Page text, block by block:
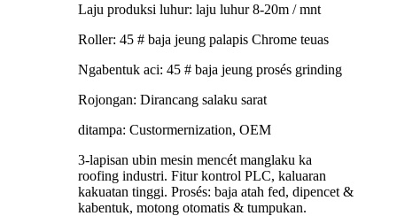
Laju produksi luhur: laju luhur 8-20m / mnt
Roller: 45 # baja jeung palapis Chrome teuas
Ngabentuk aci: 45 # baja jeung prosés grinding
Rojongan: Dirancang salaku sarat
ditampa: Custormernization, OEM
3-lapisan ubin mesin mencét manglaku ka
roofing industri. Fitur kontrol PLC, kaluaran
kakuatan tinggi. Prosés: baja atah fed, dipencet &
kabentuk, motong otomatis & tumpukan.